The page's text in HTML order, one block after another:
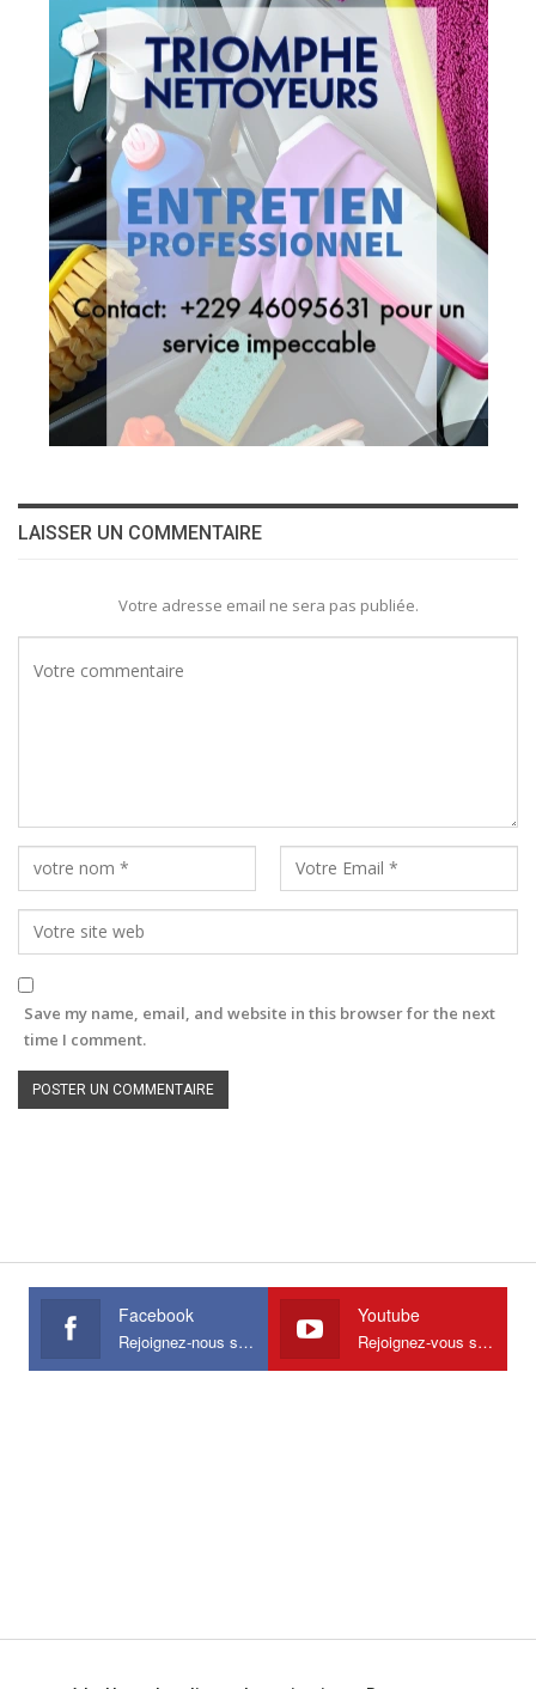
LAISSER UN COMMENTAIRE
Votre adresse email ne sera pas publiée.
Save my name, email, and website in this browser for the next
time I comment.
Facebook
Rejoignez-nous sur Facebook
Youtube
Rejoignez-vous sur Youtube